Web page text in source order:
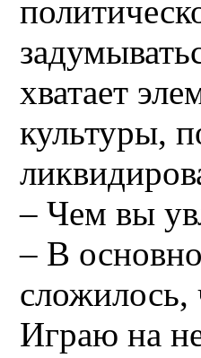
хватает
культуры,
– Чем вы
– В
сложилось,
Играю на